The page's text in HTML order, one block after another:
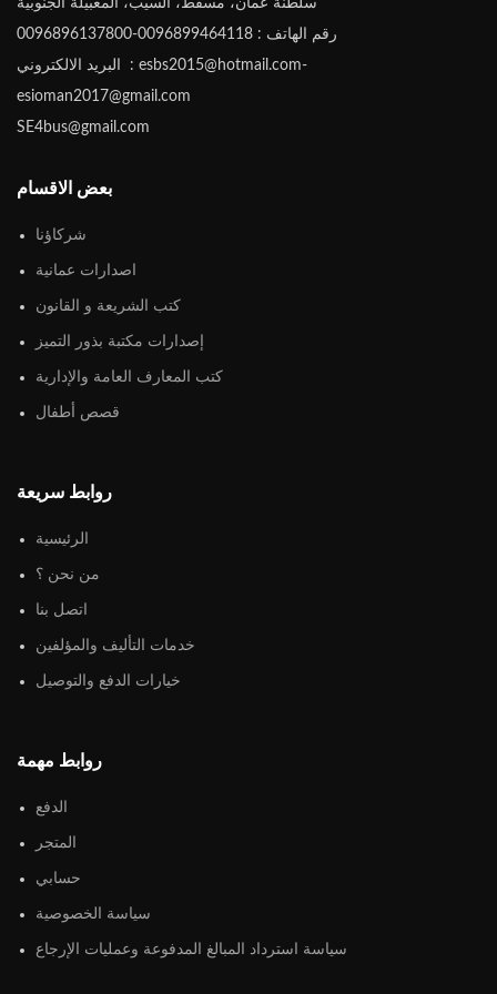
سلطنة عُمان، مسقط، السيب، المعبيلة الجنوبية
رقم الهاتف : 0096899464118-0096896137800
البريد الالكتروني : esbs2015@hotmail.com-
esioman2017@gmail.com
SE4bus@gmail.com
بعض الاقسام
شركاؤنا
اصدارات عمانية
كتب الشريعة و القانون
إصدارات مكتبة بذور التميز
كتب المعارف العامة والإدارية
قصص أطفال
روابط سريعة
الرئيسية
من نحن ؟
اتصل بنا
خدمات التأليف والمؤلفين
خيارات الدفع والتوصيل
روابط مهمة
الدفع
المتجر
حسابي
سياسة الخصوصية
سياسة استرداد المبالغ المدفوعة وعمليات الإرجاع